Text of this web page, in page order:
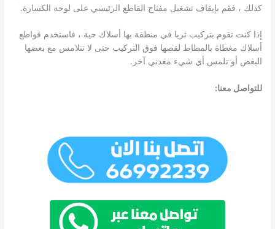
كذلك ، فقم بإيقاف تشغيل مفتاح القاطع الرئيسي على لوحة الكسارة.
إذا كنت تقوم بتركيب ثريا في منطقة بها أسلاك حية ، فاستخدم قواطع
أسلاك مغطاة بالمطاط لقصها فوق التركيب حتى لا تتلامس مع بعضها
البعض أو تلمس أي شيء معدني آخر.
للتواصل معنا: